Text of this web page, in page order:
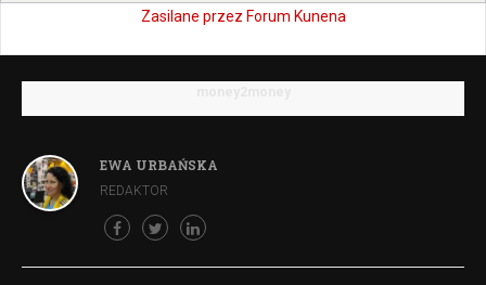
Zasilane przez Forum Kunena
EWA URBAŃSKA
REDAKTOR